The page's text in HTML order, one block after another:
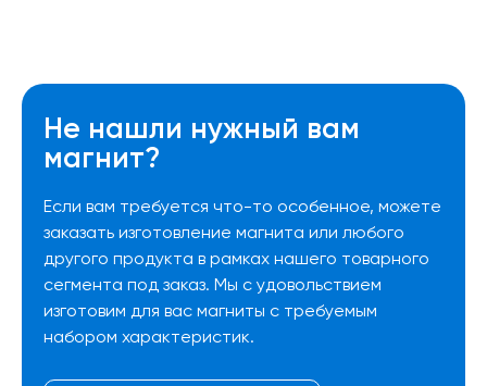
Не нашли нужный вам
магнит?
Если вам требуется что-то особенное, можете
заказать изготовление магнита или любого
другого продукта в рамках нашего товарного
сегмента под заказ. Мы с удовольствием
изготовим для вас магниты с требуемым
набором характеристик.